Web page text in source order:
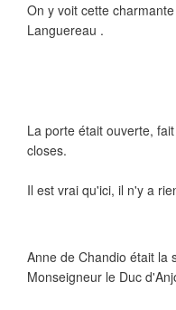
On y voit cette
Languereau .
La porte était ouverte,
closes.
Il est vrai qu'ici, il n'y a
Anne de Chandio était la
Monseigneur le Duc